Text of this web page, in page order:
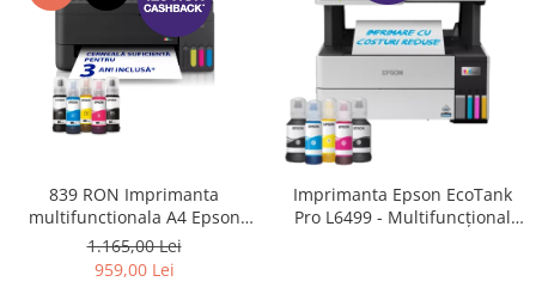
839 RON Imprimanta
multifunctionala A4 Epson
L3350 cu Scanner si Wifi #
1.165,00 Lei
959,00 Lei
Imprimanta Epson EcoTank
Pro L6499 - Multifuncțional